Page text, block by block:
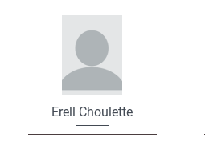
Erell Choulette